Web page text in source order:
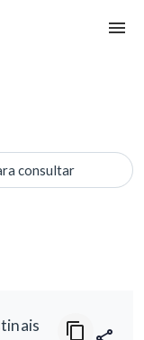
consultar